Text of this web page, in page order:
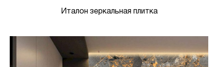
Италон зеркальная плитка